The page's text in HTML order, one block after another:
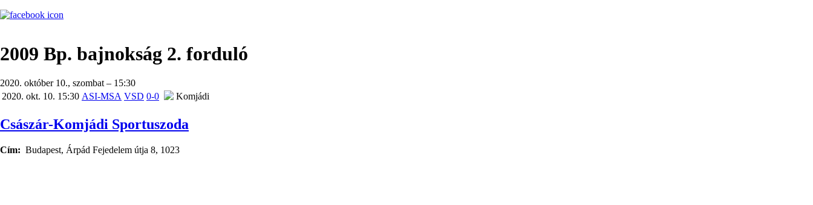
2009 Bp. bajnokság 2. forduló
2020. október 10., szombat – 15:30
2020. okt. 10. 15:30 ASI-MSA VSD 0-0 Komjádi
Császár-Komjádi Sportuszoda
Cím
Budapest, Árpád Fejedelem útja 8, 1023